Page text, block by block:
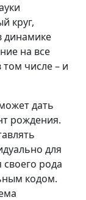
круг,
динамике
на все
числе – и
дать
рождения.
для
рода
кодом.